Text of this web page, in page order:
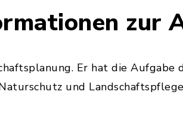
zur
Er hat die Aufgabe
und